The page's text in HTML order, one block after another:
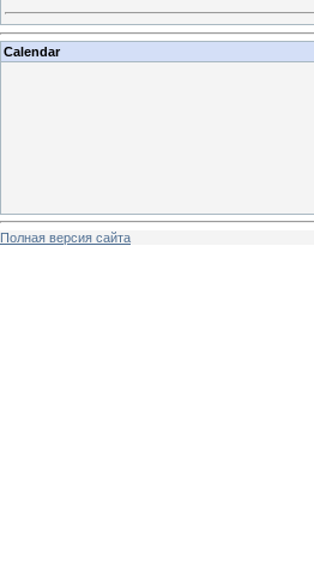
Calendar
Полная версия сайта